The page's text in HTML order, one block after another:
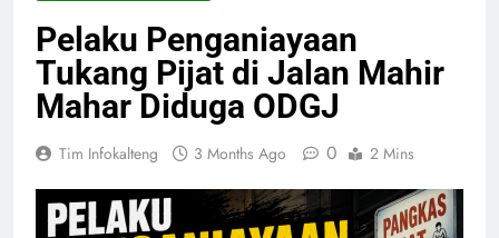
Pelaku Penganiayaan
Tukang Pijat di Jalan Mahir
Mahar Diduga ODGJ
Tim Infokalteng 3 Months Ago 0 2 Mins